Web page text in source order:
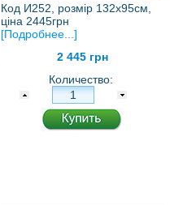
Код И252, розмір 132х95см,
ціна 2445грн
[Подробнее...]
2 445 грн
Количество: